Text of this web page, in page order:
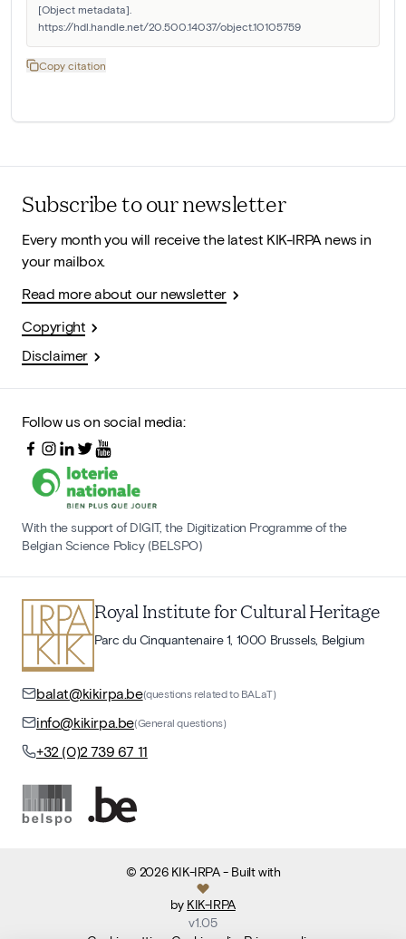
[Object metadata].
https://hdl.handle.net/20.500.14037/object.10105759
Copy citation
Subscribe to our newsletter
Every month you will receive the latest KIK-IRPA news in
your mailbox.
Read more about our newsletter
Copyright
Disclaimer
Follow us on social media:
With the support of DIGIT, the Digitization Programme of the
Belgian Science Policy (BELSPO)
Royal Institute for Cultural Heritage
Parc du Cinquantenaire 1, 1000 Brussels, Belgium
balat@kikirpa.be(questions related to BALaT)
info@kikirpa.be(General questions)
+32 (0)2 739 67 11
© 2026 KIK-IRPA- Built with
by KIK-IRPA
v1.05